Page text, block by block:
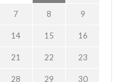
7 8 9
14 15 16
21 22 23
28 29 30